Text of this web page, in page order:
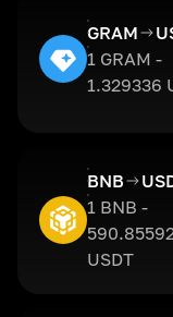
GRAM
1 GRAM -
1.329336
BNB
1 BNB -
USDT